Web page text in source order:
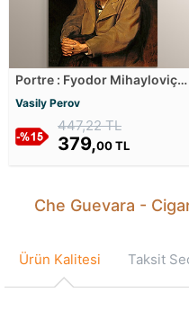
Portre : Fyodor Mihayloviç
Dostoyevski Mdf Tablosu
Vasily Perov
447,22 TL
379,00 TL
Che Guevara -
Ürün Kalitesi Taksit